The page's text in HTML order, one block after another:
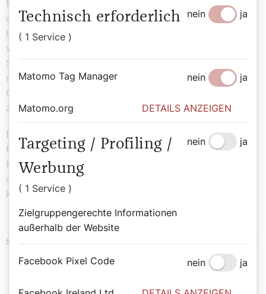
Mit zur Kreuzform gebundenen Kerzen wird am Abend
des 2. Februar auch der „Blasiussegen“ erteilt. Der
Heilige, dessen Namenstag am 3. Februar gefeiert wird,
war ein frühchristlicher Märtyrer und wird als
Schutzpatron bei Halskrankheiten verehrt. Der Legende
nach soll der armenische Bischof Blasius durch sein
Gebet ein Kind gerettet haben, das an einer Fischgräte
zu ersticken drohte.
Die Tage werden nun rasch länger, doch wann der
Frühling kommt ist ungewiss. In einer Bauernregel zu
Mariä Lichtmess heißt es: „Wenn’s an Lichtmess stürmt
und schneit, ist der Frühling nicht mehr weit. Ist es aber
klar und hell, kommt der Lenz noch nicht so schnell.“
Schlagwörter Bibel Brauchtum Kultur Religion
Technisch erforderlich
( 1 Service )
nein ja
Matomo Tag Manager nein ja
Matomo.org DETAILS ANZEIGEN
Targeting / Profiling /
Werbung
( 1 Service )
Zielgruppengerechte Informationen
außerhalb der Website
nein ja
Facebook Pixel Code nein ja